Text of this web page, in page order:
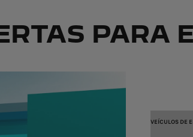
PARA
VEÍCULOS DE